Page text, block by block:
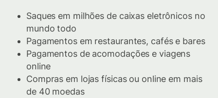
Saques em milhões de caixas eletrônicos no
mundo todo
Pagamentos em restaurantes, cafés e bares
Pagamentos de acomodações e viagens
online
Compras em lojas físicas ou online em mais
de 40 moedas